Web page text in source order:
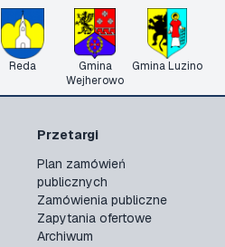
Reda
Gmina
Wejherowo
Gmina Luzino
Przetargi
Plan zamówień
publicznych
Zamówienia publiczne
Zapytania ofertowe
Archiwum